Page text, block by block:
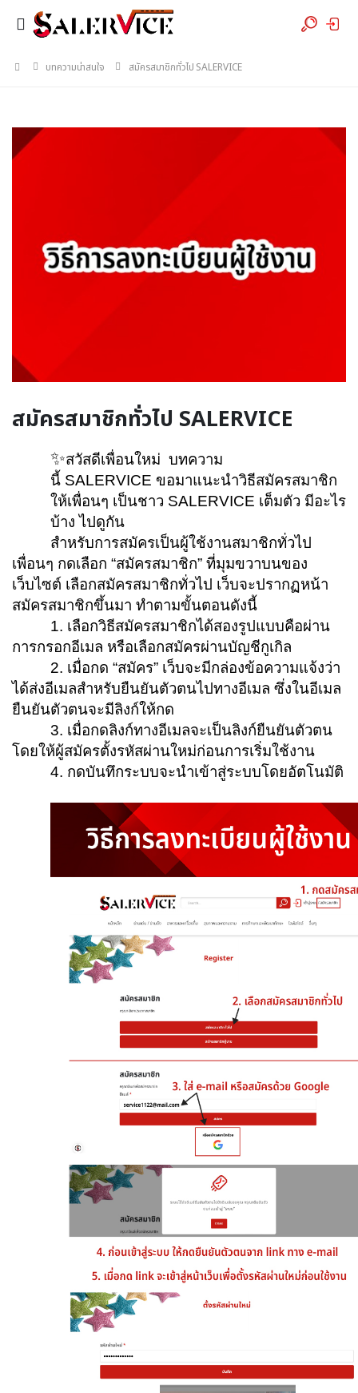
บทความน่าสนใจ สมัครสมาชิกทั่วไป SALERVICE
สมัครสมาชิกทั่วไป SALERVICE
✨สวัสดีเพื่อนใหม่ บทความ
นี้ SALERVICE ขอมาแนะนำวิธีสมัครสมาชิก
ให้เพื่อนๆ เป็นชาว SALERVICE เต็มตัว มีอะไร
บ้าง ไปดูกัน
สำหรับการสมัครเป็นผู้ใช้งานสมาชิกทั่วไป
เพื่อนๆ กดเลือก “สมัครสมาชิก” ที่มุมขวาบนของ
เว็บไซต์ เลือกสมัครสมาชิกทั่วไป เว็บจะปรากฏหน้า
สมัครสมาชิกขึ้นมา ทำตามขั้นตอนดังนี้
1. เลือกวิธีสมัครสมาชิกได้สองรูปแบบคือผ่าน
การกรอกอีเมล หรือเลือกสมัครผ่านบัญชีกูเกิล
2. เมื่อกด “สมัคร” เว็บจะมีกล่องข้อความแจ้งว่า
ได้ส่งอีเมลสำหรับยืนยันตัวตนไปทางอีเมล ซึ่งในอีเมล
ยืนยันตัวตนจะมีลิงก์ให้กด
3. เมื่อกดลิงก์ทางอีเมลจะเป็นลิงก์ยืนยันตัวตน
โดยให้ผู้สมัครตั้งรหัสผ่านใหม่ก่อนการเริ่มใช้งาน
4. กดบันทึกระบบจะนำเข้าสู่ระบบโดยอัตโนมัติ